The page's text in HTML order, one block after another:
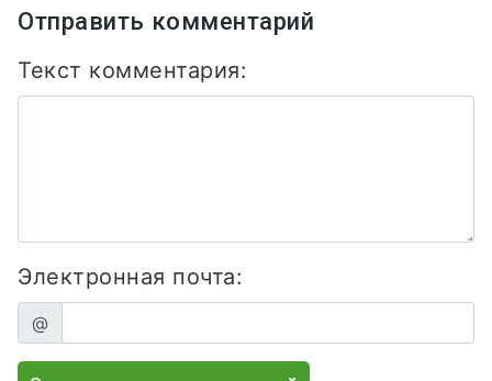
Отправить комментарий
Текст комментария:
Электронная почта:
@